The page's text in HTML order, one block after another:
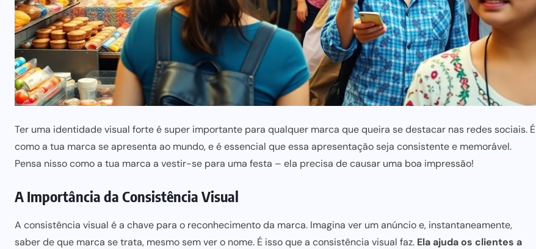
Ter uma identidade visual forte é super importante para qualquer marca que queira se destacar nas redes sociais. É
como a tua marca se apresenta ao mundo, e é essencial que essa apresentação seja consistente e memorável.
Pensa nisso como a tua marca a vestir-se para uma festa – ela precisa de causar uma boa impressão!
A Importância da Consistência Visual
A consistência visual é a chave para o reconhecimento da marca. Imagina ver um anúncio e, instantaneamente,
saber de que marca se trata, mesmo sem ver o nome. É isso que a consistência visual faz. Ela ajuda os clientes a